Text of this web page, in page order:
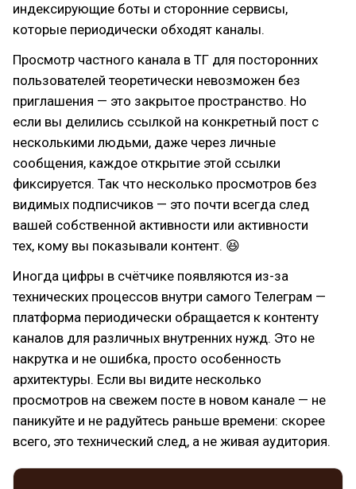
индексирующие боты и сторонние сервисы,
которые периодически обходят каналы.
Просмотр частного канала в ТГ для посторонних
пользователей теоретически невозможен без
приглашения — это закрытое пространство. Но
если вы делились ссылкой на конкретный пост с
несколькими людьми, даже через личные
сообщения, каждое открытие этой ссылки
фиксируется. Так что несколько просмотров без
видимых подписчиков — это почти всегда след
вашей собственной активности или активности
тех, кому вы показывали контент. 😆
Иногда цифры в счётчике появляются из-за
технических процессов внутри самого Телеграм —
платформа периодически обращается к контенту
каналов для различных внутренних нужд. Это не
накрутка и не ошибка, просто особенность
архитектуры. Если вы видите несколько
просмотров на свежем посте в новом канале — не
паникуйте и не радуйтесь раньше времени: скорее
всего, это технический след, а не живая аудитория.